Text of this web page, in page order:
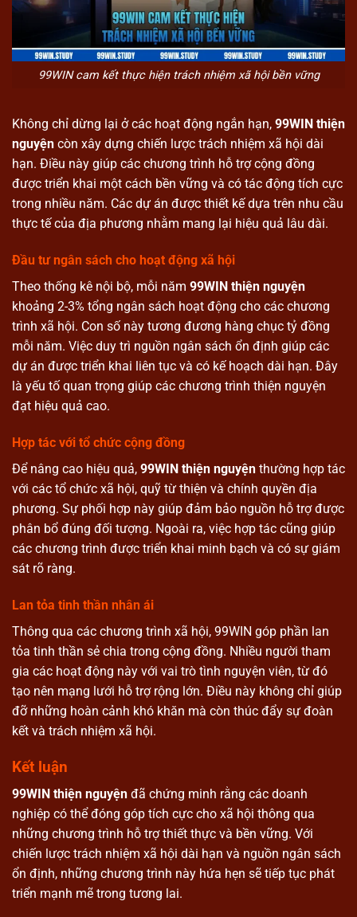
99WIN cam kết thực hiện trách nhiệm xã hội bền vững
Không chỉ dừng lại ở các hoạt động ngắn hạn, 99WIN thiện
nguyện còn xây dựng chiến lược trách nhiệm xã hội dài
hạn. Điều này giúp các chương trình hỗ trợ cộng đồng
được triển khai một cách bền vững và có tác động tích cực
trong nhiều năm. Các dự án được thiết kế dựa trên nhu cầu
thực tế của địa phương nhằm mang lại hiệu quả lâu dài.
Đầu tư ngân sách cho hoạt động xã hội
Theo thống kê nội bộ, mỗi năm 99WIN thiện nguyện
khoảng 2-3% tổng ngân sách hoạt động cho các chương
trình xã hội. Con số này tương đương hàng chục tỷ đồng
mỗi năm. Việc duy trì nguồn ngân sách ổn định giúp các
dự án được triển khai liên tục và có kế hoạch dài hạn. Đây
là yếu tố quan trọng giúp các chương trình thiện nguyện
đạt hiệu quả cao.
Hợp tác với tổ chức cộng đồng
Để nâng cao hiệu quả, 99WIN thiện nguyện thường hợp tác
với các tổ chức xã hội, quỹ từ thiện và chính quyền địa
phương. Sự phối hợp này giúp đảm bảo nguồn hỗ trợ được
phân bổ đúng đối tượng. Ngoài ra, việc hợp tác cũng giúp
các chương trình được triển khai minh bạch và có sự giám
sát rõ ràng.
Lan tỏa tinh thần nhân ái
Thông qua các chương trình xã hội, 99WIN góp phần lan
tỏa tinh thần sẻ chia trong cộng đồng. Nhiều người tham
gia các hoạt động này với vai trò tình nguyện viên, từ đó
tạo nên mạng lưới hỗ trợ rộng lớn. Điều này không chỉ giúp
đỡ những hoàn cảnh khó khăn mà còn thúc đẩy sự đoàn
kết và trách nhiệm xã hội.
Kết luận
99WIN thiện nguyện đã chứng minh rằng các doanh
nghiệp có thể đóng góp tích cực cho xã hội thông qua
những chương trình hỗ trợ thiết thực và bền vững. Với
chiến lược trách nhiệm xã hội dài hạn và nguồn ngân sách
ổn định, những chương trình này hứa hẹn sẽ tiếp tục phát
triển mạnh mẽ trong tương lai.